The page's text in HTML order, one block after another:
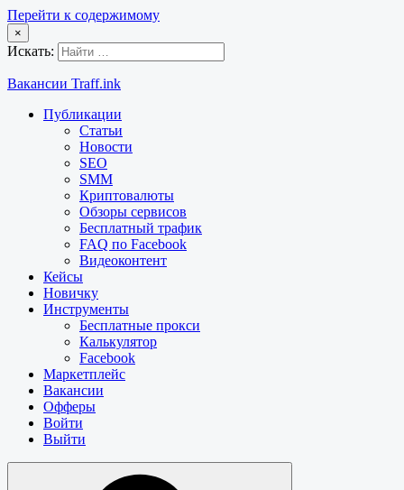
Перейти к содержимому
×
Искать:
Вакансии Traff.ink
Публикации
Статьи
Новости
SEO
SMM
Криптовалюты
Обзоры сервисов
Бесплатный трафик
FAQ по Facebook
Видеоконтент
Кейсы
Новичку
Инструменты
Бесплатные прокси
Калькулятор
Facebook
Маркетплейс
Вакансии
Офферы
Войти
Выйти